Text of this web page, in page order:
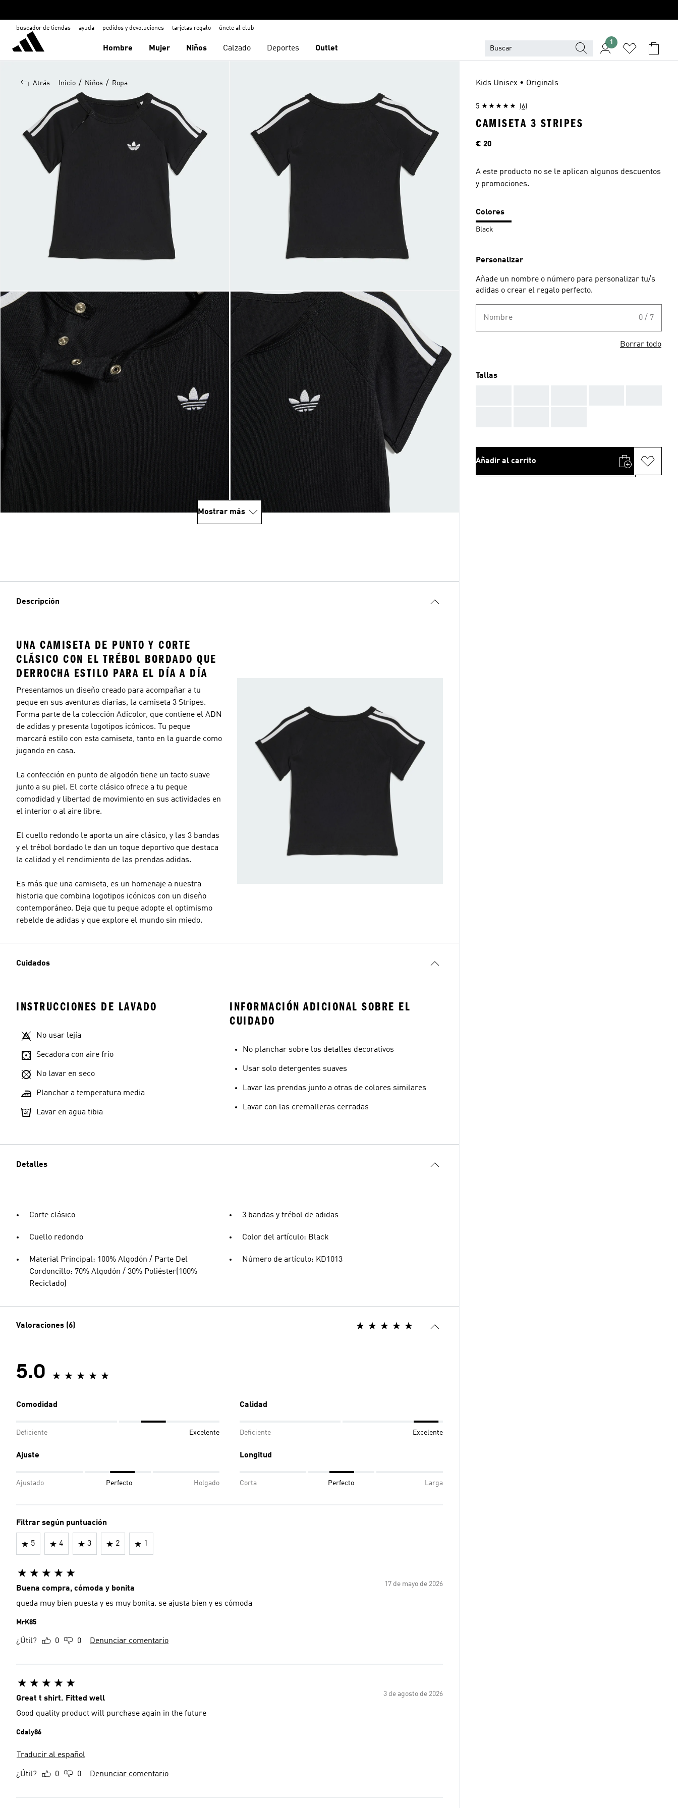
buscador de tiendas ayuda pedidos y devoluciones tarjetas regalo únete al club
Hombre Mujer Niños Calzado Deportes Outlet
1
Atrás Inicio / Niños / Ropa
Mostrar más
Descripción
UNA CAMISETA DE PUNTO Y CORTE
CLÁSICO CON EL TRÉBOL BORDADO QUE
DERROCHA ESTILO PARA EL DÍA A DÍA
Presentamos un diseño creado para acompañar a tu
peque en sus aventuras diarias, la camiseta 3 Stripes.
Forma parte de la colección Adicolor, que contiene el ADN
de adidas y presenta logotipos icónicos. Tu peque
marcará estilo con esta camiseta, tanto en la guarde como
jugando en casa.
La confección en punto de algodón tiene un tacto suave
junto a su piel. El corte clásico ofrece a tu peque
comodidad y libertad de movimiento en sus actividades en
el interior o al aire libre.
El cuello redondo le aporta un aire clásico, y las 3 bandas
y el trébol bordado le dan un toque deportivo que destaca
la calidad y el rendimiento de las prendas adidas.
Es más que una camiseta, es un homenaje a nuestra
historia que combina logotipos icónicos con un diseño
contemporáneo. Deja que tu peque adopte el optimismo
rebelde de adidas y que explore el mundo sin miedo.
Cuidados
INSTRUCCIONES DE LAVADO
No usar lejía
Secadora con aire frío
No lavar en seco
Planchar a temperatura media
Lavar en agua tibia
INFORMACIÓN ADICIONAL SOBRE EL
CUIDADO
No planchar sobre los detalles decorativos
Usar solo detergentes suaves
Lavar las prendas junto a otras de colores similares
Lavar con las cremalleras cerradas
Detalles
Corte clásico
Cuello redondo
Material Principal: 100% Algodón / Parte Del
Cordoncillo: 70% Algodón / 30% Poliéster(100%
Reciclado)
3 bandas y trébol de adidas
Color del artículo: Black
Número de artículo: KD1013
Valoraciones (6)
5.0
Comodidad
Deficiente Excelente
Calidad
Deficiente Excelente
Ajuste
Ajustado Perfecto Holgado
Longitud
Corta Perfecto Larga
Filtrar según puntuación
5 4 3 2 1
17 de mayo de 2026
Buena compra, cómoda y bonita
queda muy bien puesta y es muy bonita. se ajusta bien y es cómoda
MrK85
¿Útil? 0 0 Denunciar comentario
3 de agosto de 2026
Great t shirt. Fitted well
Good quality product will purchase again in the future
Cdaly86
Traducir al español
¿Útil? 0 0 Denunciar comentario
Kids Unisex • Originals
5 (6)
CAMISETA 3 STRIPES
Precio
€ 20
A este producto no se le aplican algunos descuentos
y promociones.
Colores
Black
Personalizar
Añade un nombre o número para personalizar tu/s
adidas o crear el regalo perfecto.
Nombre 0 / 7
Borrar todo
Tallas
Añadir al carrito